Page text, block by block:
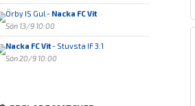
Örby IS Gul - Nacka FC Vit
Sön 13/9 10:00
Nacka FC Vit- Stuvsta IF 3:1
Sön 20/9 10:00